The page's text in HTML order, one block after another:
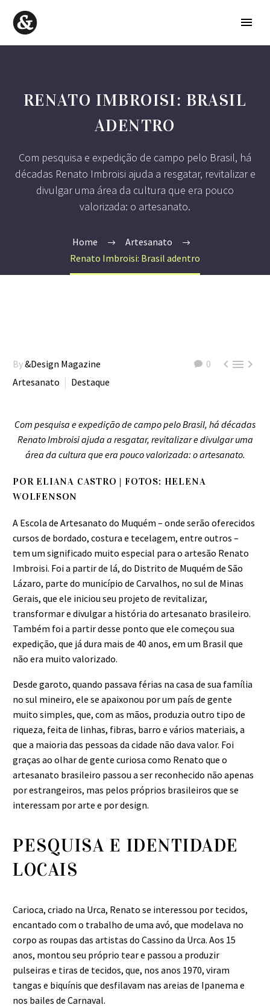
RENATO IMBROISI: BRASIL
ADENTRO
Com pesquisa e expedição de campo pelo Brasil, há
décadas Renato Imbroisi ajuda a resgatar, revitalizar e
divulgar uma área da cultura que era pouco
valorizada: o artesanato.
Home
Artesanato
Renato Imbroisi: Brasil adentro
0 
By&Design Magazine
Artesanato
Destaque
Com pesquisa e expedição de campo pelo Brasil, há décadas
Renato Imbroisi ajuda a resgatar, revitalizar e divulgar uma
área da cultura que era pouco valorizada: o artesanato.
POR ELIANA CASTRO | FOTOS: HELENA
WOLFENSON
A Escola de Artesanato do Muquém – onde serão oferecidos
cursos de bordado, costura e tecelagem, entre outros –
tem um significado muito especial para o artesão Renato
Imbroisi. Foi a partir de lá, do Distrito de Muquém de São
Lázaro, parte do município de Carvalhos, no sul de Minas
Gerais, que ele iniciou seu projeto de revitalizar,
transformar e divulgar a história do artesanato brasileiro.
Também foi a partir desse ponto que ele começou sua
expedição, que já dura mais de 40 anos, em um Brasil que
não era muito valorizado.
Desde garoto, quando passava férias na casa de sua família
no sul mineiro, ele se apaixonou por um país de gente
muito simples, que, com as mãos, produzia outro tipo de
riqueza, feita de linhas, fibras, barro e vários materiais, a
que a maioria das pessoas da cidade não dava valor. Foi
graças ao olhar de gente curiosa como Renato que o
artesanato brasileiro passou a ser reconhecido não apenas
por estrangeiros, mas pelos próprios brasileiros que se
interessam por arte e por design.
PESQUISA E IDENTIDADE
LOCAIS
Carioca, criado na Urca, Renato se interessou por tecidos,
encantado com o trabalho de uma avó, que modelava no
corpo as roupas das artistas do Cassino da Urca. Aos 15
anos, montou seu próprio tear e passou a produzir
pulseiras e tiras de tecidos, que, nos anos 1970, viram
tangas e biquínis que desfilavam nas areias de Ipanema e
nos bailes de Carnaval.